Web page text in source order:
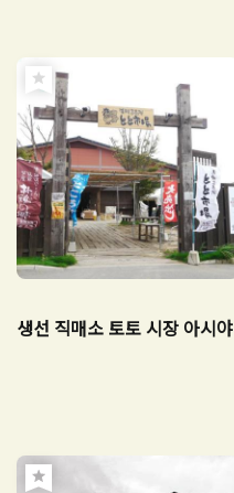
생선 직매소 토토 시장 아시야